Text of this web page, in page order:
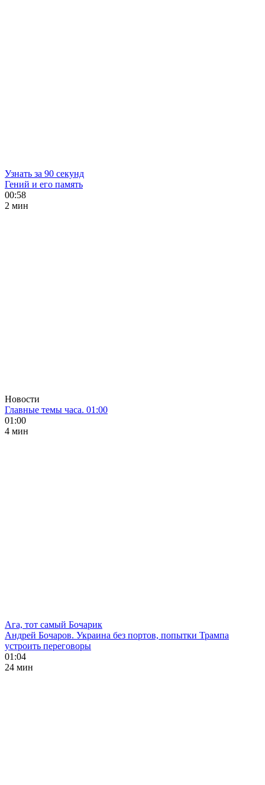
Узнать за 90 секунд
Гений и его память
00:58
2 мин
Новости
Главные темы часа. 01:00
01:00
4 мин
Ага, тот самый Бочарик
Андрей Бочаров. Украина без портов, попытки Трампа
устроить переговоры
01:04
24 мин